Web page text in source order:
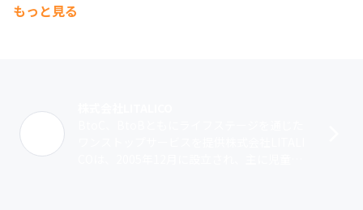
った社員の存在
とから、技術的挑戦や可能性への面白みを感じた
・自身に子どもが産まれたことをきっかけに、福祉や教育領域に
貢献したいという気持ちが強くなった
・今まではあまり知らない領域で遠くに感じていたが、改めて領
イト）
・支援の質向上：支援者向けのe-learning、教材検索、個別
最適な支援計画策定システム
・LITALICO仕事ナビ（福祉施設の利用者向け求人掲載/人材紹
介）
もっと見る